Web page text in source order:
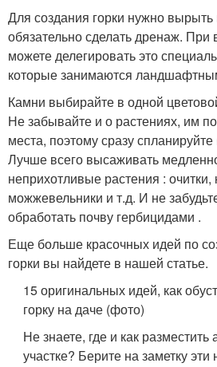
Для создания горки нужно вырыть
обязательно сделать дренаж.
можете делегировать это
которые занимаются
Камни выбирайте в одной
Не забывайте и о растениях, им
места, поэтому сразу
Лучше всего высаживать
неприхотливые растения : очитки,
можжевельники и т.д. И не
обработать почву гербицидами .
Еще больше красочных идей по
горки вы найдете в нашей статье.
15 оригинальных идей, как
горку на даче (фото)
Не знаете, где и как
участке? Берите на заметку